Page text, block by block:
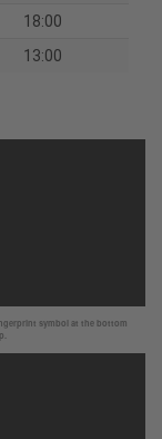
18:00
13:00
symbol at the bottom